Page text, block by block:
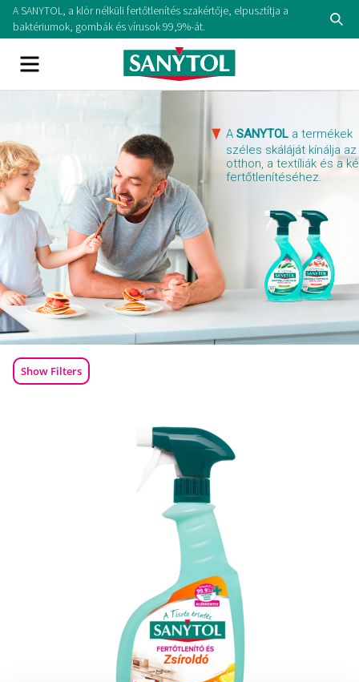
SkipA SANYTOL, a klór nélküli fertőtlenítés szakértője, elpusztítja a
baktériumok, gombák és vírusok 99,9%-át.
Menu
ASANYTOL a termékek
széles skáláját kínálja az
otthon, a textíliák és a
fertőtlenítéséhez.
Show Filters